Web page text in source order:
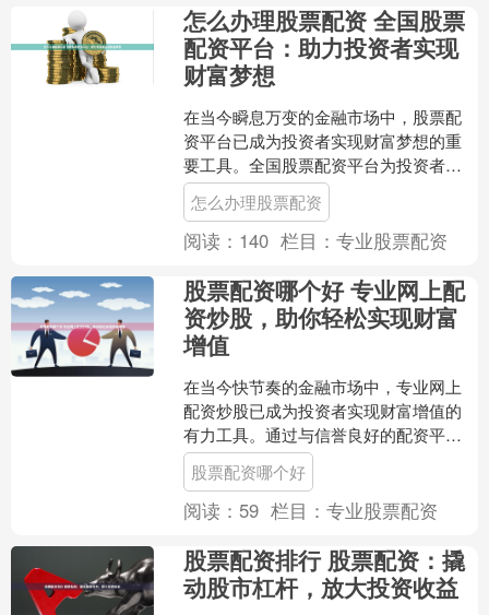
怎么办理股票配资 全国股票
配资平台：助力投资者实现
财富梦想
在当今瞬息万变的金融市场中，股票配
资平台已成为投资者实现财富梦想的重
要工具。全国股票配资平台为投资者提
供杠杆资金怎么办理股票配资，放大投
资收益，助力他们抓住市场....
怎么办理股票配资
阅读： 140 栏目：专业股票配资
股票配资哪个好 专业网上配
资炒股，助你轻松实现财富
增值
在当今快节奏的金融市场中，专业网上
配资炒股已成为投资者实现财富增值的
有力工具。通过与信誉良好的配资平台
合作，投资者可以放大其交易资金，从
而获得更高的潜在收益。 ....
股票配资哪个好
阅读： 59 栏目：专业股票配资
股票配资排行 股票配资：撬
动股市杠杆，放大投资收益